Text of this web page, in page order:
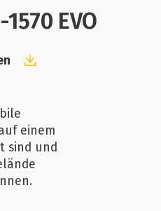
EVO
einem
sind und